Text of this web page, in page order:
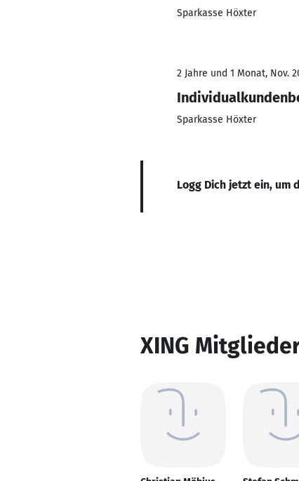
Sparkasse Höxter
2 Jahre und 1 Monat, Nov.
Sparkasse Höxter
Logg Dich jetzt ein, um
XING